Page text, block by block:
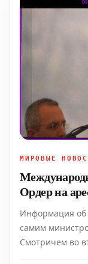
МИРОВЫЕ
Ордер на
Израиля
Информация об
самим
Смотричем во